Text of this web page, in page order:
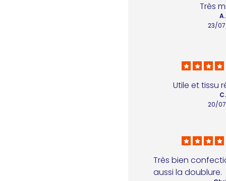
Très
23/
Utile et tissu
20/
Très bien
aussi la doublure.